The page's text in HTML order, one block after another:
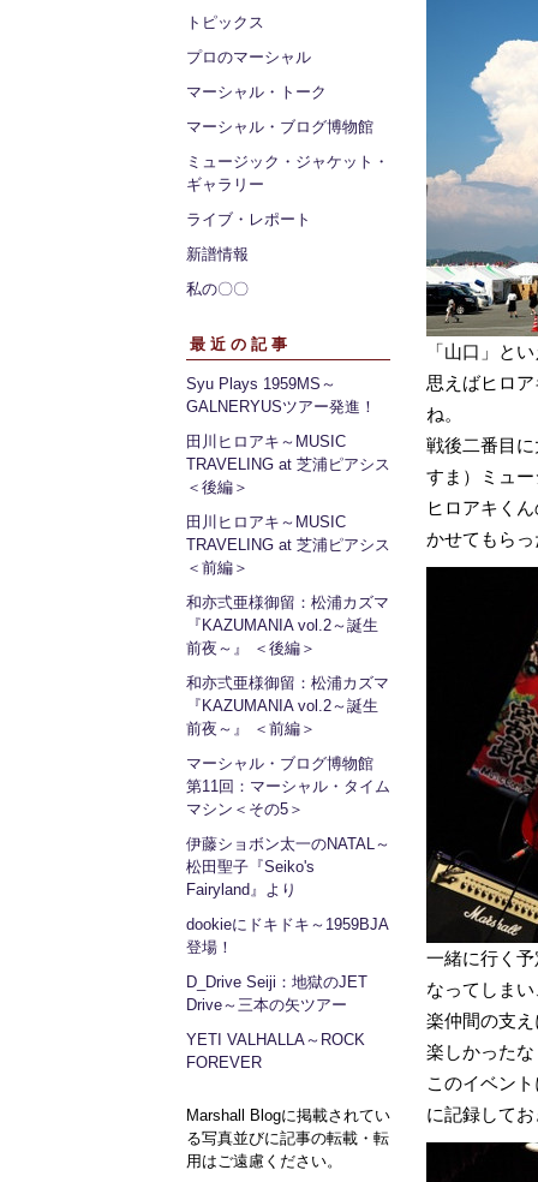
トピックス
プロのマーシャル
マーシャル・トーク
マーシャル・ブログ博物館
ミュージック・ジャケット・
ギャラリー
ライブ・レポート
新譜情報
私の〇〇
最近の記事
Syu Plays 1959MS～
GALNERYUSツアー発進！
田川ヒロアキ～MUSIC
TRAVELING at 芝浦ピアシス
＜後編＞
田川ヒロアキ～MUSIC
TRAVELING at 芝浦ピアシス
＜前編＞
和亦弍亜様御留：松浦カズマ
『KAZUMANIA vol.2～誕生
前夜～』 ＜後編＞
和亦弍亜様御留：松浦カズマ
『KAZUMANIA vol.2～誕生
前夜～』 ＜前編＞
マーシャル・ブログ博物館
第11回：マーシャル・タイム
マシン＜その5＞
伊藤ショボン太一のNATAL～
松田聖子『Seiko's
Fairyland』より
dookieにドキドキ～1959BJA
登場！
D_Drive Seiji：地獄のJET
Drive～三本の矢ツアー
YETI VALHALLA～ROCK
FOREVER
Marshall Blogに掲載されてい
る写真並びに記事の転載・転
用はご遠慮ください。
「山口」と
思えばヒロ
ね。
戦後二番目
すま）ミュ
ヒロアキく
かせてもら
一緒に行く
なってしま
楽仲間の支
楽しかった
このイベン
に記録して